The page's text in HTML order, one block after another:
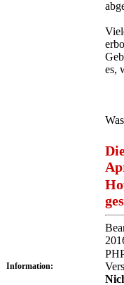
es,
Information: